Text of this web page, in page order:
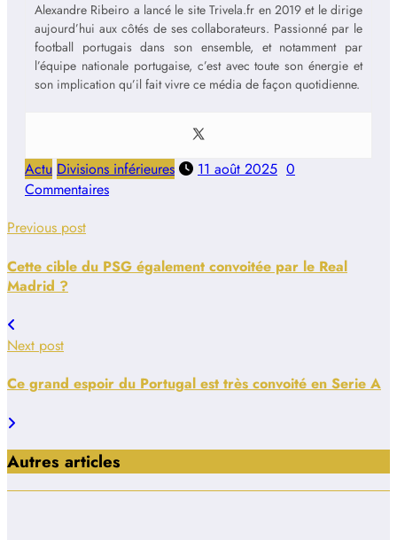
Alexandre Ribeiro a lancé le site Trivela.fr en 2019 et le dirige
aujourd’hui aux côtés de ses collaborateurs. Passionné par le
football portugais dans son ensemble, et notamment par
l’équipe nationale portugaise, c’est avec toute son énergie et
son implication qu’il fait vivre ce média de façon quotidienne.
Actu Divisions inférieures 11 août 2025 0
Commentaires
Previous post
Cette cible du PSG également convoitée par le Real
Madrid ?
Next post
Ce grand espoir du Portugal est très convoité en Serie A
Autres articles